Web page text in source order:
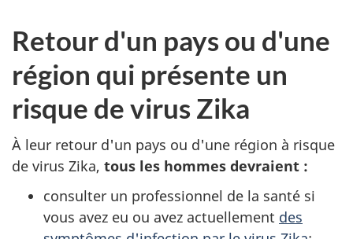
Retour d'un pays ou d'une
région qui présente un
risque de virus Zika
À leur retour d'un pays ou d'une région à risque
de virus Zika, tous les hommes devraient :
consulter un professionnel de la santé si
vous avez eu ou avez actuellement des